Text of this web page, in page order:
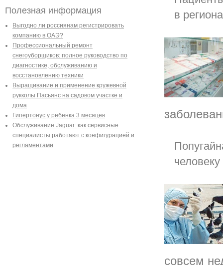
Полезная информация
Выгодно ли россиянам регистрировать
компанию в ОАЭ?
Профессиональный ремонт
снегоуборщиков: полное руководство по
диагностике, обслуживанию и
восстановлению техники
Выращивание и применение кружевной
рукколы Пасьянс на садовом участке и
дома
Гипертонус у ребенка 3 месяцев
Обслуживание Jaguar: как сервисные
специалисты работают с конфигурацией и
регламентами
в
человеку
совсем